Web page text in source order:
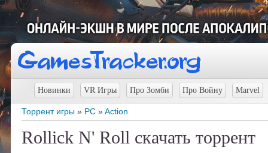
Новинки VR Игры Про Зомби Про Войну Marvel
Торрент игры » PC »Action
Rollick N' Roll скачать торрент